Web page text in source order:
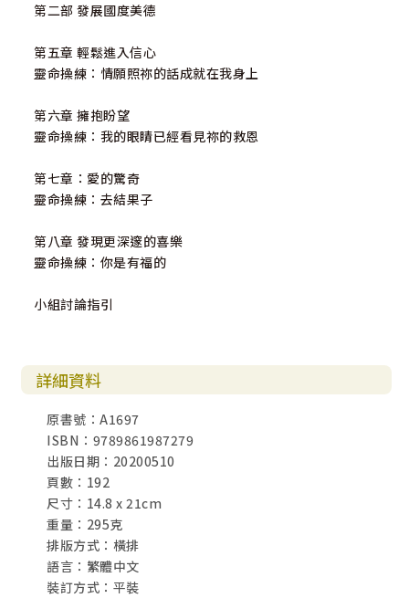
第二部 發展國度美德
第五章 輕鬆進入信心
靈命操練：情願照祢的話成就在我身上
第六章 擁抱盼望
靈命操練：我的眼睛已經看見祢的救恩
第七章：愛的驚奇
靈命操練：去結果子
第八章 發現更深邃的喜樂
靈命操練：你是有福的
小組討論指引
詳細資料
原書號：A1697
ISBN：9789861987279
出版日期：20200510
頁數：192
尺寸：14.8 x 21cm
重量：295克
排版方式：橫排
語言：繁體中文
裝訂方式：平裝